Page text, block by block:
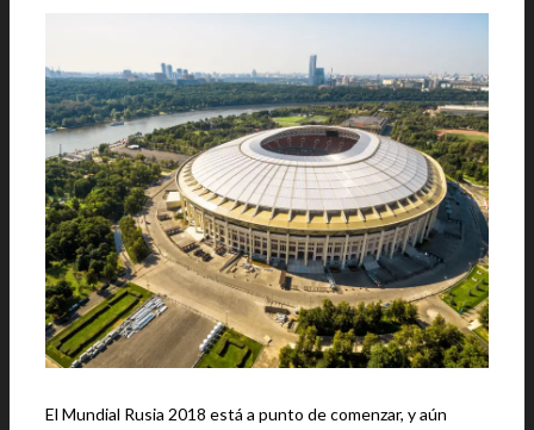
El Mundial Rusia 2018 está a punto de comenzar, y aún